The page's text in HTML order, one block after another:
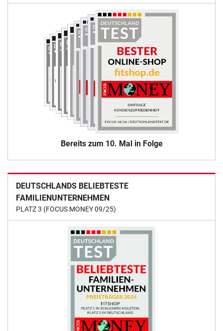
Bereits zum 10. Mal in Folge
DEUTSCHLANDS BELIEBTESTE
FAMILIENUNTERNEHMEN
PLATZ 3 (FOCUS MONEY 09/25)